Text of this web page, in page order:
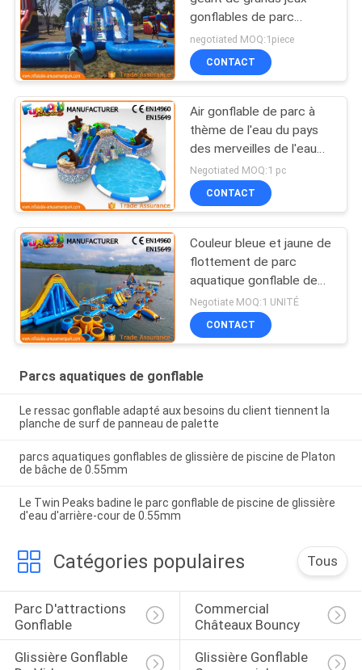
gonflables de parc
aquatique pour des
enfants
negotiated MOQ:1piece
CONTACT
Air gonflable de parc à
thème de l'eau du pays
des merveilles de l'eau
de gorille fortement
Negotiated MOQ:1 pc
CONTACT
Couleur bleue et jaune de
flottement de parc
aquatique gonflable de
longévité élevée
Negotiate MOQ:1 UNITÉ
CONTACT
Parcs aquatiques de gonflable
Le ressac gonflable adapté aux besoins du client tiennent la
planche de surf de panneau de palette
parcs aquatiques gonflables de glissière de piscine de Platon
de bâche de 0.55mm
Le Twin Peaks badine le parc gonflable de piscine de glissière
d'eau d'arrière-cour de 0.55mm
Catégories populaires Tous
Parc D'attractions
Gonflable
Commercial
Châteaux Bouncy
Glissière Gonflable
Glissière Gonflable